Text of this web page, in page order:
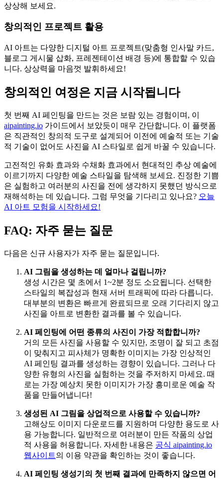
상상해 보세요.
창의적인 프로젝트 활용
AI 아트는 다양한 디지털 아트 프로젝트(맞춤형 인사말 카드,
블로그 게시물 삽화, 프레젠테이션 배경 등)에 통합할 수 있습
니다. 상상력을 마음껏 발휘하세요!
창의적인 여정은 지금 시작됩니다
첫 번째 AI 페인팅을 만드는 것은 보람 있는 경험이며, 이
aipainting.io 가이드에서 보았듯이 매우 간단합니다. 이 플랫폼
은 직관적인 창의적 도구로 설계되어 이전에 예술적 또는 기술
적 기술이 없어도 사진을 AI 스타일로 쉽게 바꿀 수 있습니다.
고전적인 유화 효과와 수채화 효과에서 현대적인 추상 예술에
이르기까지 다양한 예술 스타일을 탐색해 보세요. 진정한 기쁨
은 실험하고 여러분의 사진을 전에 생각하지 못했던 방식으로
재해석하는 데 있습니다. 그럼 무엇을 기다리고 있나요? 오늘
AI 아트 모험을 시작하세요!
FAQ: 자주 묻는 질문
다음은 신규 사용자가 자주 묻는 질문입니다.
AI 그림을 생성하는 데 얼마나 걸립니까?
생성 시간은 몇 초에서 1~2분 정도 소요됩니다. 선택한
스타일의 복잡성과 현재 서버 트래픽에 따라 다릅니다.
대부분의 변환은 빠르게 완료되므로 오래 기다리지 않고
사진을 아트로 변환한 결과를 볼 수 있습니다.
AI 페인팅에 어떤 종류의 사진이 가장 적합합니까?
거의 모든 사진을 사용할 수 있지만, 조명이 잘 되고 초점
이 맞춰지고 피사체가 명확한 이미지는 가장 인상적인
AI 페인팅 결과를 생성하는 경향이 있습니다. 그러나 다
양한 유형의 사진을 실험하는 것을 주저하지 마세요. 때
로는 가장 예상치 못한 이미지가 가장 흥미로운 예술 작
품을 만들어냅니다!
생성된 AI 그림을 상업적으로 사용할 수 있습니까?
고해상도 이미지 다운로드를 지원하며 다양한 용도로 사
용 가능합니다. 일반적으로 여러분이 만든 작품의 상업
적 사용을 허용합니다. 자세한 내용은 공식 aipainting.io
웹사이트의 이용 약관을 확인하는 것이 좋습니다.
AI 페인팅 생성기의 첫 번째 결과에 만족하지 않으면 어